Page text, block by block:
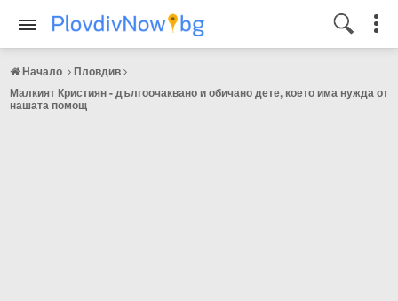
Начало
Пловдив
Малкият Кристиян - дългоочаквано и обичано дете, което има нужда от
нашата помощ